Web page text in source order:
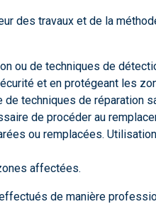
des travaux et de la
ou de techniques de
et en protégeant les
techniques de réparation
de procéder au
ou remplacées.
affectées.
de manière